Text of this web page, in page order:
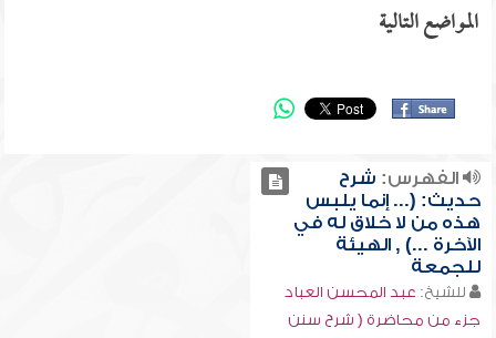
المواضع التالية
الفهرس: شرح
حديث: (... إنما يلبس
هذه من لا خلاق له في
الآخرة ...) , الهيئة
للجمعة
للشيخ: عبد المحسن العباد
جزء من محاضرة ( شرح سنن